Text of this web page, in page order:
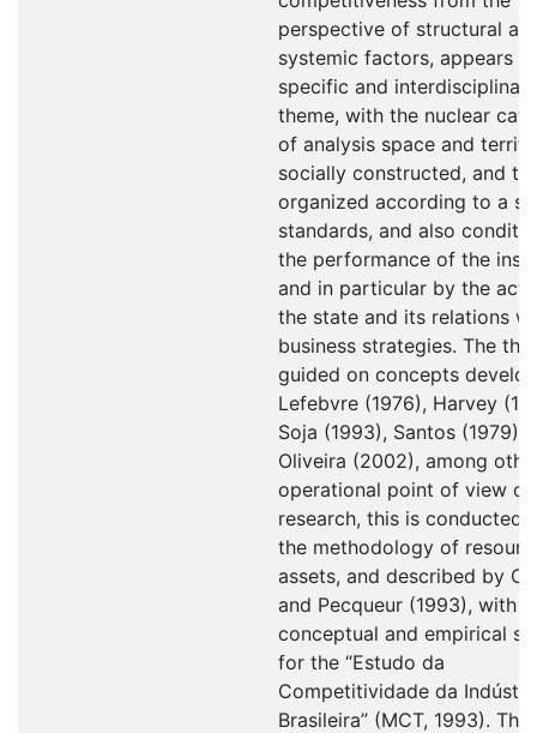
perspective of structural
systemic factors, appears
specific and interdisciplinary
theme, with the nuclear
of analysis space and
socially constructed, and
organized according to a
standards, and also
the performance of the
and in particular by the
the state and its relations
business strategies. The
guided on concepts
Lefebvre (1976), Harvey
Soja (1993), Santos (1979)
Oliveira (2002), among
operational point of view of
research, this is conducted
the methodology of
assets, and described by
and Pecqueur (1993), with
conceptual and empirical
for the “Estudo da
Competitividade da
Brasileira” (MCT, 1993). The